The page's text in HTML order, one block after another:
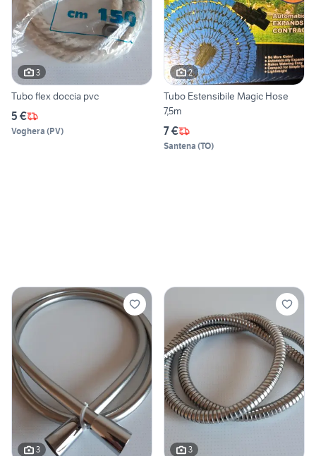
3
Tubo flex doccia pvc
5 €
Voghera (PV)
2
Tubo Estensibile Magic Hose
7,5m
7 €
Santena (TO)
3 3